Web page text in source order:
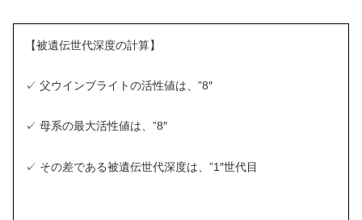
【被遺伝世代深度の計算】
✓ 父ウインブライトの活性値は、”8″
✓ 母系の最大活性値は、”8″
✓ その差である被遺伝世代深度は、”1″世代目